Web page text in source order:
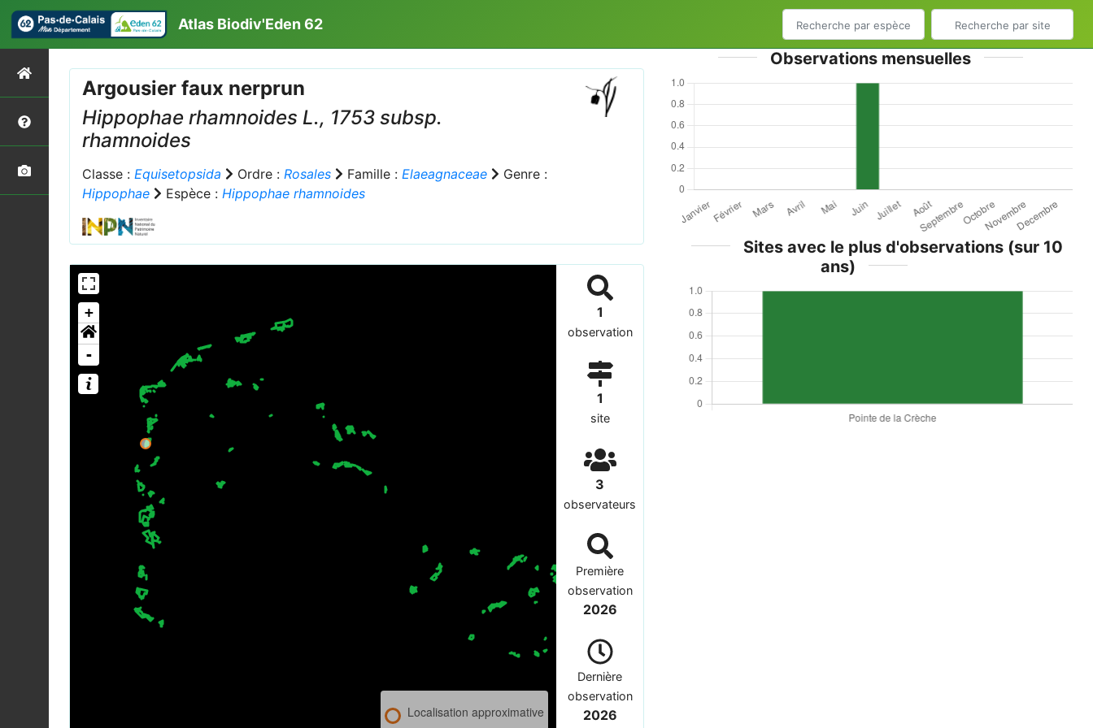
Atlas Biodiv'Eden 62
Argousier faux nerprun
Hippophae rhamnoides L., 1753 subsp.
rhamnoides
Classe : Equisetopsida Ordre : Rosales Famille : Elaeagnaceae
Genre :
Hippophae
Espèce : Hippophae rhamnoides
+
-
Localisation approximative
1
observation
1
site
3
observateurs
Première
observation
2026
Dernière
observation
2026
Observations mensuelles
Sites avec le plus d'observations (sur 10
ans)